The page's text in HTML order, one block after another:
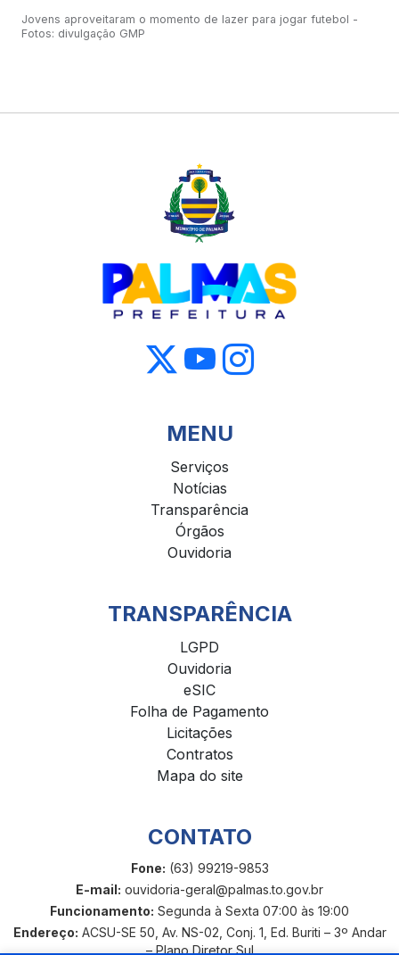
Jovens aproveitaram o momento de lazer para jogar futebol -
Fotos: divulgação GMP
MENU
Serviços
Notícias
Transparência
Órgãos
Ouvidoria
TRANSPARÊNCIA
LGPD
Ouvidoria
eSIC
Folha de Pagamento
Licitações
Contratos
Mapa do site
CONTATO
Fone: (63) 99219-9853
E-mail: ouvidoria-geral@palmas.to.gov.br
Funcionamento: Segunda à Sexta 07:00 às 19:00
Endereço: ACSU-SE 50, Av. NS-02, Conj. 1, Ed. Buriti – 3º Andar
– Plano Diretor Sul